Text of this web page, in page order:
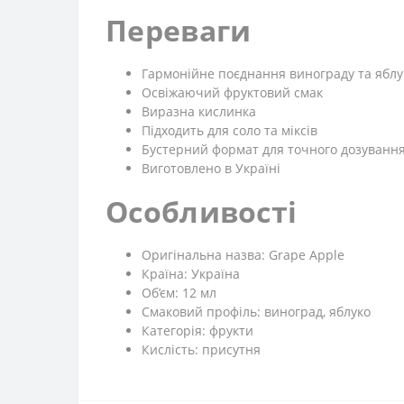
Переваги
Гармонійне поєднання винограду та
Освіжаючий фруктовий смак
Виразна кислинка
Підходить для соло та міксів
Бустерний формат для точного
Виготовлено в Україні
Особливості
Оригінальна назва: Grape Apple
Країна: Україна
Об’єм: 12 мл
Смаковий профіль: виноград, яблуко
Категорія: фрукти
Кислість: присутня